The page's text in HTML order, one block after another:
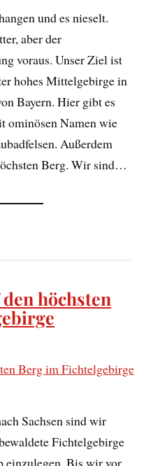
und es nieselt.
aber der
voraus. Unser Ziel ist
hohes Mittelgebirge in
Bayern. Hier gibt es
ominösen Namen wie
Außerdem
Berg. Wir sind…
höchsten
Sachsen sind wir
Fichtelgebirge